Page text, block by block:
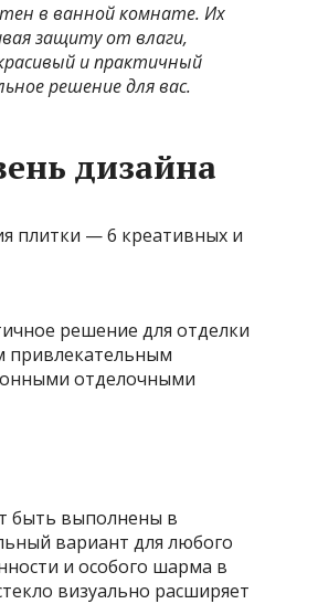
в ванной комнате. Их
защиту от влаги,
и практичный
решение для вас.
дизайна
решение для отделки
привлекательным
отделочными
быть выполнены в
вариант для любого
и особого шарма в
визуально расширяет